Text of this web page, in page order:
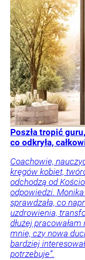
Poszła tropić
co odkryła,
Coachowie,
kręgów kobiet,
odchodzą od
odpowiedzi.
sprawdzała, co
uzdrowienia,
dłużej
mnie, czy nowa
bardziej
potrzebuje”.